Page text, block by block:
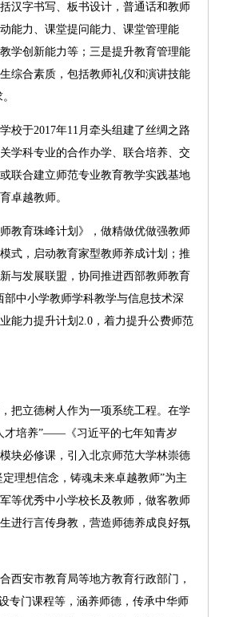
汉字书写、板书设计，普通话和教师
能力、课堂提问能力、课堂管理能
学创新能力等；三是提升教育管理能
综合素质，包括教师礼仪和演讲技能
于2017年11月牵头组建了丝绸之路
学科专业的合作办学、联合培养、交
联合建立师范专业教育教学实践基地
卓越教师。
育珠峰计划》，做精做优做强教师
式，启动教育家型教师养成计划；推
与发展联盟，协同推进西部教师教育
中小学教师学科教学与信息技术深
能力提升计划2.0，着力提升公费师范
立德树人作为一项系统工程。在学
才培养”——《习近平的七年知青岁
块必修课，引入北京师范大学林崇德
理想信念，铸魂未来卓越教师”为主
等优秀中小学校长及教师，做客教师
进行言传身教，营造师德养成良好氛
安市教育局等地方教育行政部门，
专门课程等，涵养师德，传承中华师